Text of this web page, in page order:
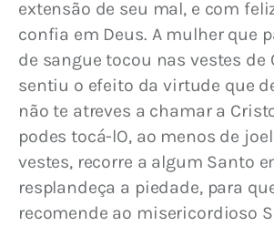
extensão de seu mal, e com
confia em Deus. A mulher que
de sangue tocou nas vestes de
sentiu o efeito da virtude que
não te atreves a chamar a
podes tocá-lO, ao menos de
vestes, recorre a algum Santo
resplandeça a piedade, para
recomende ao misericordioso